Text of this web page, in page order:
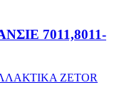
7011,8011-
ZETOR